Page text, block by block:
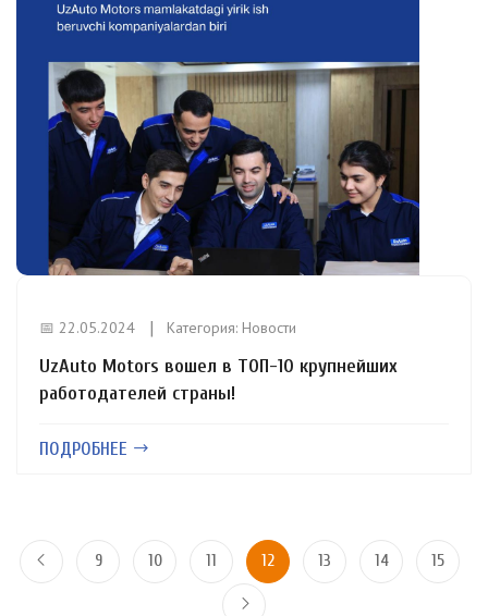
📅 22.05.2024 Категория: Новости
UzAuto Motors вошел в ТОП-10 крупнейших
работодателей страны!
ПОДРОБНЕЕ
9 10 11 12 13 14 15